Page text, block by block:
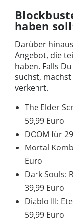
haben
Darüber
Angebot, die
haben. Falls
suchst,
verkehrt.
The Elder
59,99 Euro
DOOM für
Mortal
Euro
Dark Souls:
39,99 Euro
Diablo III:
59,99 Euro